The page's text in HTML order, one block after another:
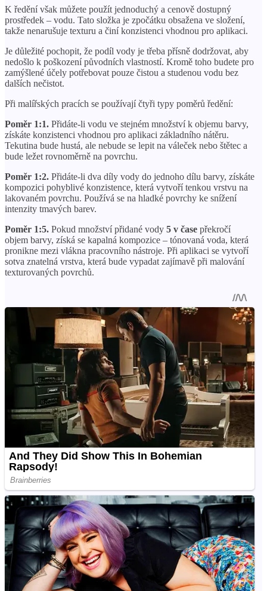
K ředění však můžete použít jednoduchý a cenově dostupný
prostředek – vodu. Tato složka je zpočátku obsažena ve složení,
takže nenarušuje texturu a činí konzistenci vhodnou pro aplikaci.
Je důležité pochopit, že podíl vody je třeba přísně dodržovat, aby
nedošlo k poškození původních vlastností. Kromě toho budete pro
zamýšlené účely potřebovat pouze čistou a studenou vodu bez
dalších nečistot.
Při malířských pracích se používají čtyři typy poměrů ředění:
Poměr 1:1. Přidáte-li vodu ve stejném množství k objemu barvy,
získáte konzistenci vhodnou pro aplikaci základního nátěru.
Tekutina bude hustá, ale nebude se lepit na váleček nebo štětec a
bude ležet rovnoměrně na povrchu.
Poměr 1:2. Přidáte-li dva díly vody do jednoho dílu barvy, získáte
kompozici pohyblivé konzistence, která vytvoří tenkou vrstvu na
lakovaném povrchu. Používá se na hladké povrchy ke snížení
intenzity tmavých barev.
Poměr 1:5. Pokud množství přidané vody 5 v čase překročí
objem barvy, získá se kapalná kompozice – tónovaná voda, která
pronikne mezi vlákna pracovního nástroje. Při aplikaci se vytvoří
sotva znatelná vrstva, která bude vypadat zajímavě při malování
texturovaných povrchů.